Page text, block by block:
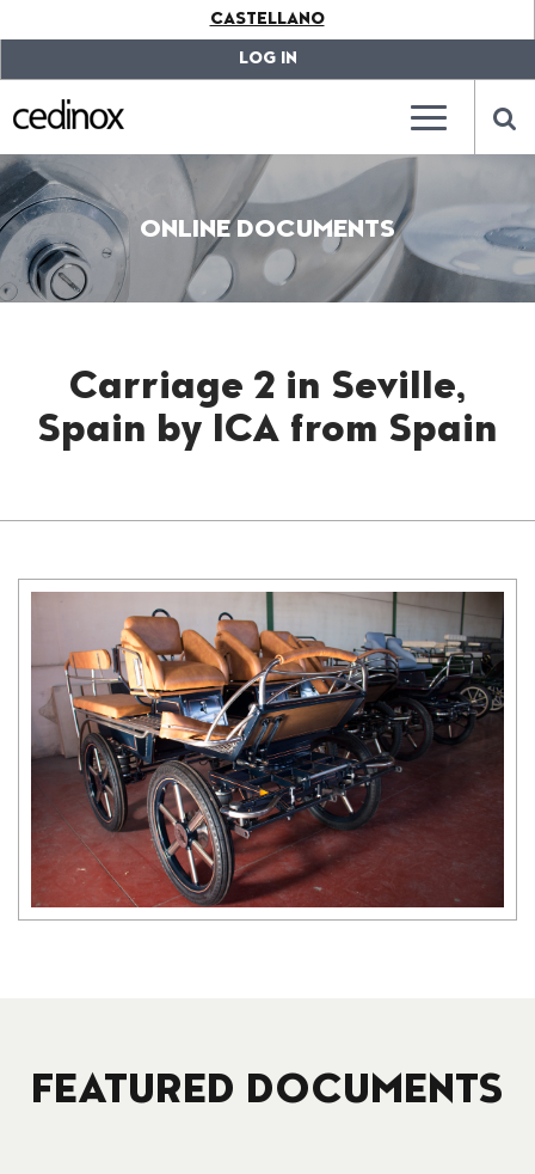
label.access.jump.content???
???
label.access.jump.header???
label.access.jump.footer???
???
label.access.jump.menu???
CASTELLANO
LOG IN
???
???
ONLINE DOCUMENTS
Carriage 2 in Seville,
Spain by ICA from Spain
FEATURED DOCUMENTS